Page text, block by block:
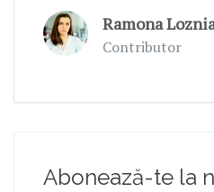
Ramona
Contributor
Abonează-te la